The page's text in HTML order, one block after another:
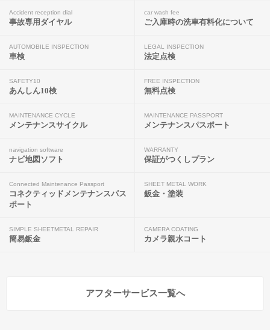
Accident reception dial
事故専用ダイヤル
car wash fee
ご入庫時の洗車有料化について
AUTOMOBILE INSPECTION
車検
LEGAL INSPECTION
法定点検
SAFETY10
あんしん10検
FREE INSPECTION
無料点検
MAINTENANCE CYCLE
メンテナンスサイクル
MAINTENANCE PASSPORT
メンテナンスパスポート
navigation software
ナビ地図ソフト
WARRANTY
保証がつくしプラン
Connected Maintenance Passport
コネクティッドメンテナンスパス
ポート
SHEET METAL WORK
鈑金・塗装
SIMPLE SHEETMETAL REPAIR
簡易鈑金
CAMERA COATING
カメラ親水コート
アフターサービス一覧へ